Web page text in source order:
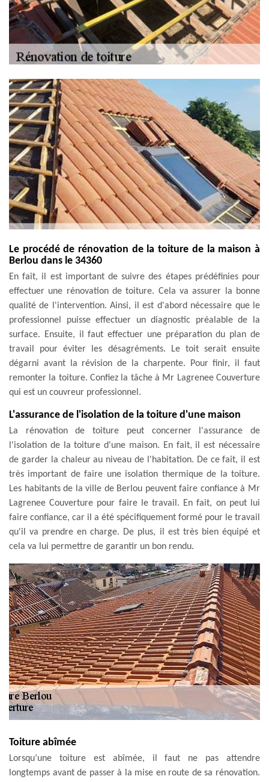
Le procédé de rénovation de la toiture de la maison à
Berlou dans le 34360
En fait, il est important de suivre des étapes prédéfinies pour
effectuer une rénovation de toiture. Cela va assurer la bonne
qualité de l'intervention. Ainsi, il est d'abord nécessaire que le
professionnel puisse effectuer un diagnostic préalable de la
surface. Ensuite, il faut effectuer une préparation du plan de
travail pour éviter les désagréments. Le toit serait ensuite
dégarni avant la révision de la charpente. Pour finir, il faut
remonter la toiture. Confiez la tâche à Mr Lagrenee Couverture
qui est un couvreur professionnel.
L'assurance de l'isolation de la toiture d'une maison
La rénovation de toiture peut concerner l'assurance de
l'isolation de la toiture d'une maison. En fait, il est nécessaire
de garder la chaleur au niveau de l'habitation. De ce fait, il est
très important de faire une isolation thermique de la toiture.
Les habitants de la ville de Berlou peuvent faire confiance à Mr
Lagrenee Couverture pour faire le travail. En fait, on peut lui
faire confiance, car il a été spécifiquement formé pour le travail
qu'il va prendre en charge. De plus, il est très bien équipé et
cela va lui permettre de garantir un bon rendu.
Toiture abîmée
Lorsqu’une toiture est abîmée, il faut ne pas attendre
longtemps avant de passer à la mise en route de sa rénovation.